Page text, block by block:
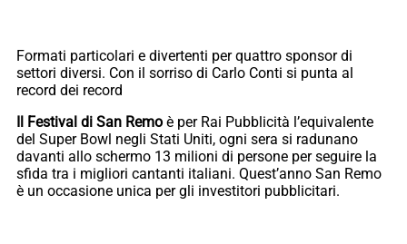
Formati particolari e divertenti per quattro sponsor di
settori diversi. Con il sorriso di Carlo Conti si punta al
record dei record
Il Festival di San Remo è per Rai Pubblicità l’equivalente
del Super Bowl negli Stati Uniti, ogni sera si radunano
davanti allo schermo 13 milioni di persone per seguire la
sfida tra i migliori cantanti italiani. Quest’anno San Remo
è un occasione unica per gli investitori pubblicitari.